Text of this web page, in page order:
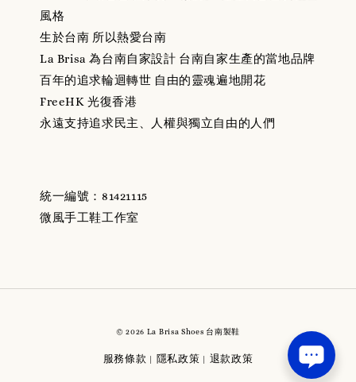
La Brisa, 取自西班牙文「微風」 任性又自由的經營
風格
生於台南 所以熱愛台南
La Brisa 為台南自家設計 台南自家生產的當地品牌
百年的追求輪迴轉世 自由的靈魂遍地開花
FreeHK 光復香港
統一編號：81421115